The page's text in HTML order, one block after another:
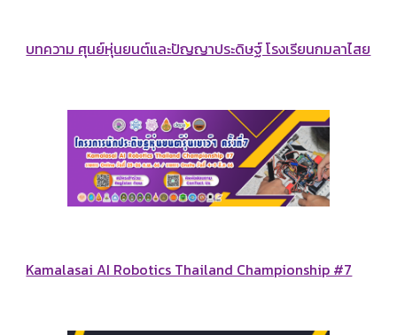
บทความ ศุนย์หุ่นยนต์และปัญญาประดิษฐ์ โรงเรียนกมลาไสย
Kamalasai AI Robotics Thailand Championship #7